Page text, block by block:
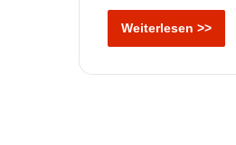
Weiterlesen >>